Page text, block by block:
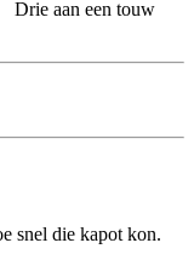
touw
snel die kapot kon.